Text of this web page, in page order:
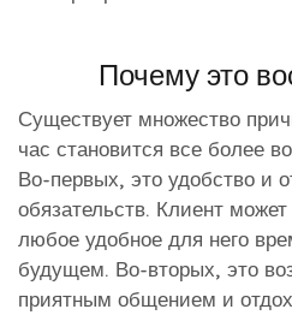
Почему это
Существует множество
час становится все более
Во-первых, это удобство и
обязательств. Клиент может
любое удобное для него
будущем. Во-вторых, это
приятным общением и